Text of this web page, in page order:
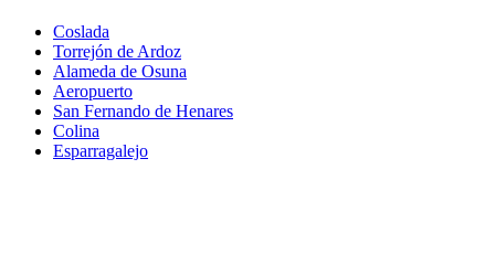
Coslada
Torrejón de Ardoz
Alameda de Osuna
Aeropuerto
San Fernando de Henares
Colina
Esparragalejo